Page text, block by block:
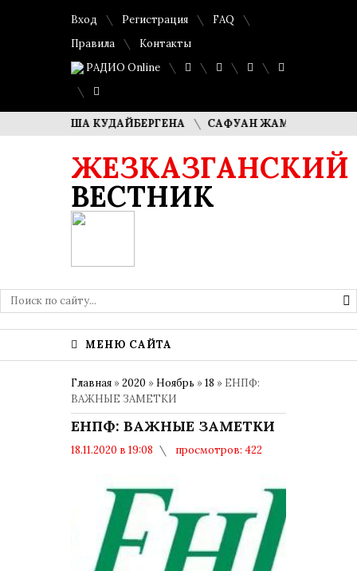
Вход Регистрация
FAQ
Правила
Контакты
РАДИО Online
ДИМАША КУДАЙБЕРГЕНА САФУАН ЖАМПЕИСОВ: «МЫ
ЖЕЗКАЗГАНСКИЙ
ВЕСТНИК
МЕНЮ САЙТА
Главная »2020 » Ноябрь »18 » ЕНПФ:
ВАЖНЫЕ ЗАМЕТКИ
ЕНПФ: ВАЖНЫЕ ЗАМЕТКИ
18.11.2020 в 19:08
просмотров: 422